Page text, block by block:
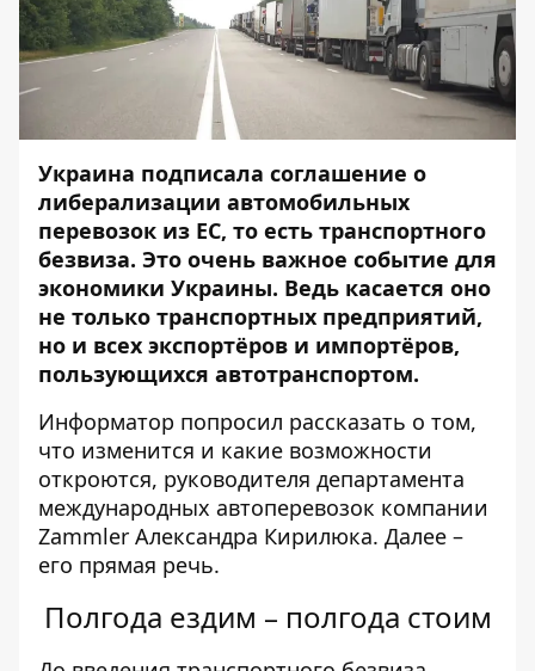
Украина подписала соглашение о
либерализации автомобильных
перевозок из ЕС, то есть транспортного
безвиза. Это очень важное событие для
экономики Украины. Ведь касается оно
не только транспортных предприятий,
но и всех экспортёров и импортёров,
пользующихся автотранспортом.
Информатор попросил рассказать о том,
что изменится и какие возможности
откроются, руководителя департамента
международных автоперевозок компании
Zammler Александра Кирилюка. Далее –
его прямая речь.
Полгода ездим – полгода стоим